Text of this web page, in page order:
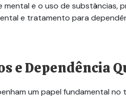
mental e o uso de substâncias,
e tratamento para
eDependência
um papel fundamental no